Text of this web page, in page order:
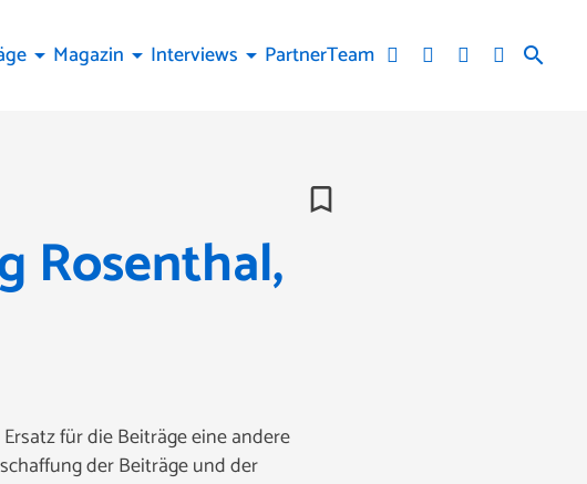
search
arrow_drop_down Magazin arrow_drop_down Interviews arrow_drop_down PartnerTeam
bookmark_border
Rosenthal,
für die Beiträge eine andere
der Beiträge und der